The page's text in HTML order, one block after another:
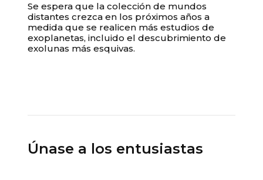
Se espera que la colección de mundos
distantes crezca en los próximos años a
medida que se realicen más estudios de
exoplanetas, incluido el descubrimiento de
exolunas más esquivas.
Únase a los entusiastas